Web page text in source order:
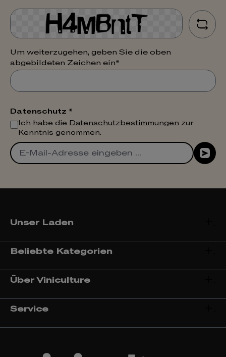
Um weiterzugehen, geben Sie die oben
abgebildeten Zeichen ein*
Datenschutz *
Ich habe die Datenschutzbestimmungen zur
Kenntnis genommen.
Unser Laden
Beliebte Kategorien
Über Viniculture
Service